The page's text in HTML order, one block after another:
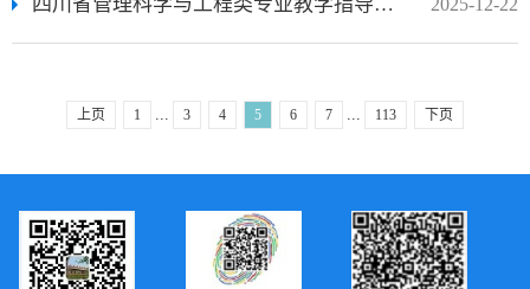
2025-12-22
上页 1 ... 3 4 5 6 7 ... 113 下页